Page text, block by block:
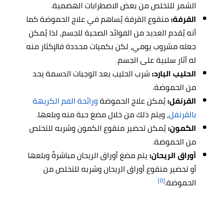
الشمر للتخلص من بعض الاضطرابات الهضمية.
القرفة:منقوع القرفة يُساهم في علاج الحموضة كما
أنه يُقدم العديد من الفوائد الصحية للجسم، لذا يُمكن
جعله مشروب يومي، لكن بكميات محددة فالإكثار منه
له آثار سلبية على الجسم.
الحليب البارد:شرب الحليب بعد الوجبات الدسمة يحد
من الحموضة.
القرنفل:يُمكن علاج الحموضةورائحة الفم الكريهة
بالقرنفل، ويتم ذلك من خلال مضغ حبة منه وبلعها.
الكمون:يُمكن تحضير منقوع الكمون وشربه للتخلص
من الحموضة.
أوراق الريحان:يتم مضغ أوراق الريحان مباشرةً وبلعها
أو تحضير منقوع أوراق الريحان وشربه للتخلص من
الحموضة.[٥]